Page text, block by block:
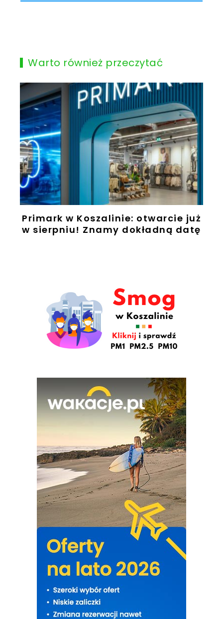
Warto również przeczytać
Primark w Koszalinie: otwarcie już
w sierpniu! Znamy dokładną datę